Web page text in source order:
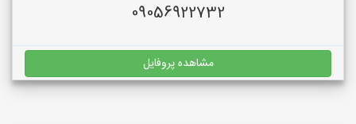
09056922732
مشاهده پروفایل